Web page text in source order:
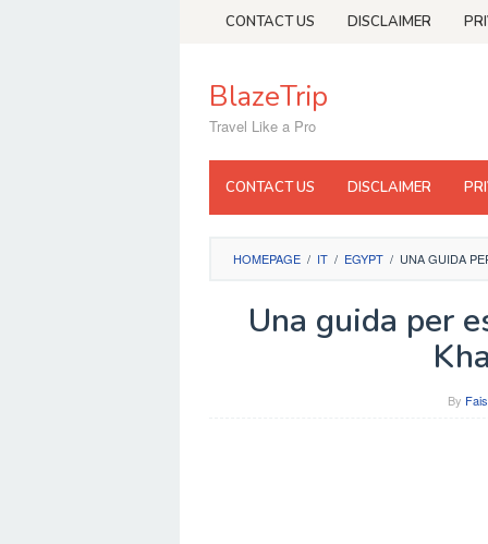
CONTACT US DISCLAIMER
BlazeTrip
Travel Like a Pro
CONTACT US DISCLAIMER
HOMEPAGE / IT / EGYPT / UNA GUIDA
Una guida per
By